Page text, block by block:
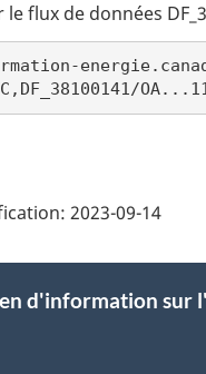
flux de données
2023-09-14
d'information sur